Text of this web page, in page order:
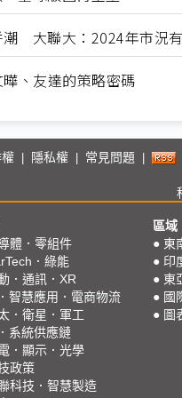
潮 大聯大：2024年市況
、友達的策略密碼
隱私權 常見問題
體．零組件
．綠能
．通訊．XR
智慧應用．電商物流
．衛星．軍工
系統供應鏈
．顯示．光學
政策
科技．智慧製造
區域
● 東
● 印
● 東
● 國
● 圖